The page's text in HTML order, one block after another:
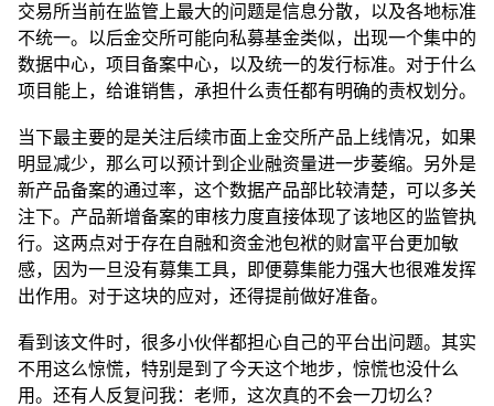
交易所当前在监管上最大的问题是信息分散，以及各地标准
不统一。以后金交所可能向私募基金类似，出现一个集中的
数据中心，项目备案中心，以及统一的发行标准。对于什么
项目能上，给谁销售，承担什么责任都有明确的责权划分。
当下最主要的是关注后续市面上金交所产品上线情况，如果
明显减少，那么可以预计到企业融资量进一步萎缩。另外是
新产品备案的通过率，这个数据产品部比较清楚，可以多关
注下。产品新增备案的审核力度直接体现了该地区的监管执
行。这两点对于存在自融和资金池包袱的财富平台更加敏
感，因为一旦没有募集工具，即便募集能力强大也很难发挥
出作用。对于这块的应对，还得提前做好准备。
看到该文件时，很多小伙伴都担心自己的平台出问题。其实
不用这么惊慌，特别是到了今天这个地步，惊慌也没什么
用。还有人反复问我：老师，这次真的不会一刀切么？